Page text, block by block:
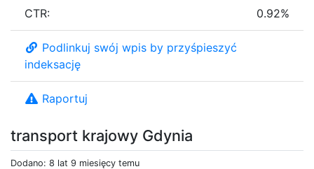
transport krajowy Gdynia
Dodano: 8 lat 9 miesięcy temu
CTR: 0.92%
Podlinkuj swój wpis by przyśpieszyć
indeksację
Raportuj